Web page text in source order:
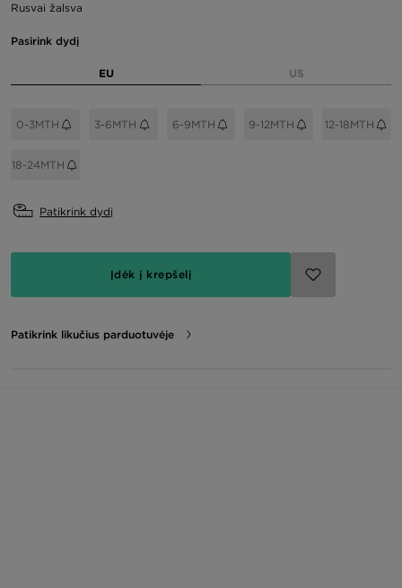
Rusvai žalsva
Pasirink dydį
EU US
0-3MTH 3-6MTH 6-9MTH 9-12MTH 12-18MTH
18-24MTH
Patikrink dydį
Įdėk į krepšelį
Patikrink likučius parduotuvėje